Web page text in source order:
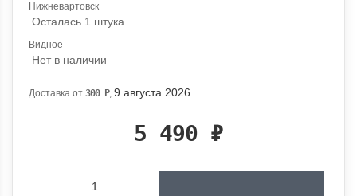
Нижневартовск
Осталась 1 штука
Видное
Нет в наличии
Доставка от 300 Р, 9 августа 2026
5 490 ₽